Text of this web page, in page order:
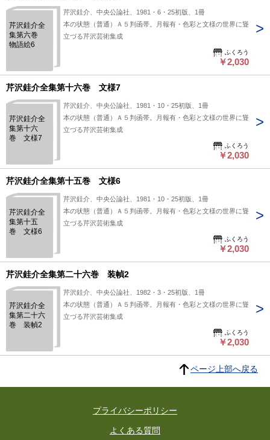
芹沢銈介全
集第六巻
物語絵6
芹沢銈介、中央公論社、1981・6・25初版、1冊
本の状態（普通）Ａ５判函帯。月報有・色彩と文様の世界に聳
立づる芹沢芸術集成
ふくろう
￥2,030
芹沢銈介全集第十六巻 文様7
芹沢銈介全
集第十六
巻 文様7
芹沢銈介、中央公論社、1981・10・25初版、1冊
本の状態（普通）Ａ５判函帯。月報有・色彩と文様の世界に聳
立づる芹沢芸術集成
ふくろう
￥2,030
芹沢銈介全集第十五巻 文様6
芹沢銈介全
集第十五
巻 文様6
芹沢銈介、中央公論社、1981・10・25初版、1冊
本の状態（普通）Ａ５判函帯。月報有・色彩と文様の世界に聳
立づる芹沢芸術集成
ふくろう
￥2,030
芹沢銈介全集第二十六巻 装幀2
芹沢銈介全
集第二十六
巻 装幀2
芹沢銈介、中央公論社、1982・3・25初版、1冊
本の状態（普通）Ａ５判函帯。月報有・色彩と文様の世界に聳
立づる芹沢芸術集成
ふくろう
￥2,030
ページ上部へ戻る
プライバシーポリシー
よくある質問